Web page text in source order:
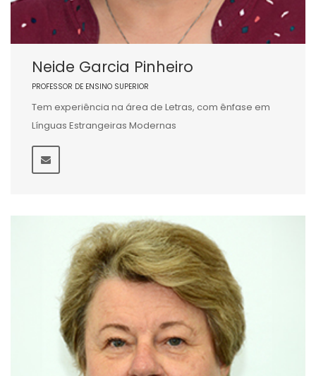
Neide Garcia Pinheiro
PROFESSOR DE ENSINO SUPERIOR
Tem experiência na área de Letras, com ênfase em
Línguas Estrangeiras Modernas